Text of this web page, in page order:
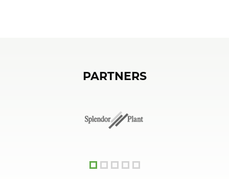
PARTNERS